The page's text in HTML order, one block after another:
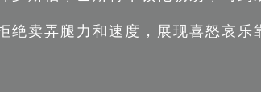
绝卖弄腿力和速度，展现喜怒哀乐